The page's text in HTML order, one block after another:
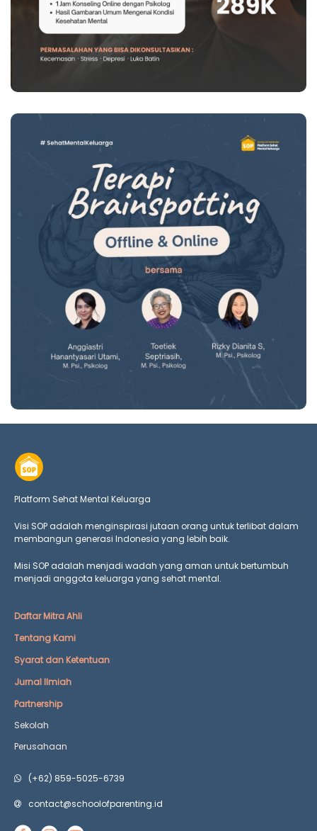
Platform Sehat Mental Keluarga
Visi SOP adalah menginspirasi jutaan orang untuk terlibat dalam
membangun generasi Indonesia yang lebih baik.
Misi SOP adalah menjadi wadah yang aman untuk bertumbuh
menjadi anggota keluarga yang sehat mental.
Daftar Mitra Ahli
Tentang Kami
Syarat dan Ketentuan
Jurnal Ilmiah
Partnership
Sekolah
Perusahaan
(+62) 859-5025-6739
contact@schoolofparenting.id